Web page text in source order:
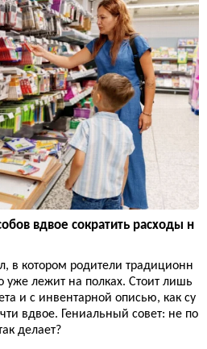
вдвое сократить расходы н
в котором родители традиционн
уже лежит на полках. Стоит лишь
и с инвентарной описью, как су
вдвое. Гениальный совет: не по
делает?